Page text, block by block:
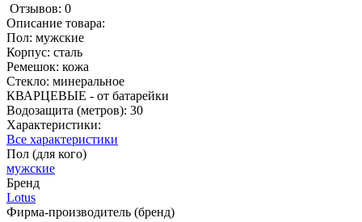
Отзывов: 0
Описание товара:
Пол: мужские
Корпус: сталь
Ремешок: кожа
Стекло: минеральное
КВАРЦЕВЫЕ - от батарейки
Водозащита (метров): 30
Характеристики:
Все характеристики
Пол (для кого)
мужские
Бренд
Lotus
Фирма-производитель (бренд)